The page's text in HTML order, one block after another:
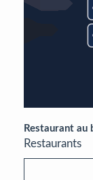
Restaurant au
Restaurants